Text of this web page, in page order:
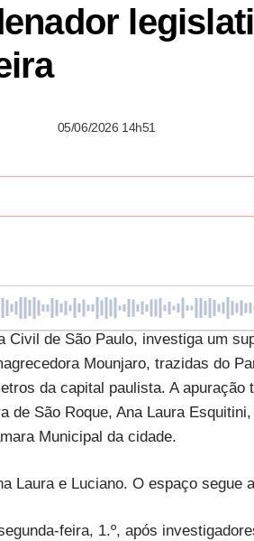
05/06/2026 14h51
Civil de São Paulo, investiga um
Mounjaro, trazidas do
da capital paulista. A
de São Roque, Ana Laura
Municipal da cidade.
Laura e Luciano. O espaço segue
feira, 1.º, após